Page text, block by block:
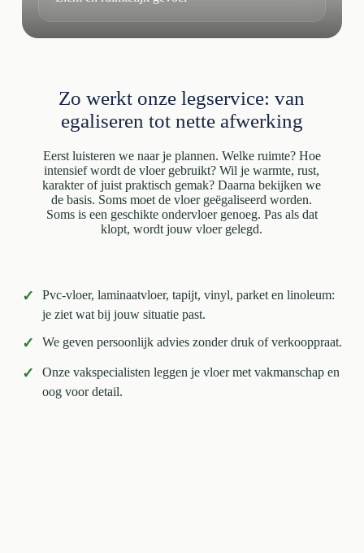
Zo werkt onze legservice: van
egaliseren tot nette afwerking
Eerst luisteren we naar je plannen. Welke ruimte? Hoe
intensief wordt de vloer gebruikt? Wil je warmte, rust,
karakter of juist praktisch gemak? Daarna bekijken we
de basis. Soms moet de vloer geëgaliseerd worden.
Soms is een geschikte ondervloer genoeg. Pas als dat
klopt, wordt jouw vloer gelegd.
✓
Pvc-vloer, laminaatvloer, tapijt, vinyl, parket en linoleum:
je ziet wat bij jouw situatie past.
✓ We geven persoonlijk advies zonder druk of verkooppraat.
✓
Onze vakspecialisten leggen je vloer met vakmanschap en
oog voor detail.